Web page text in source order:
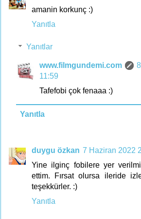
amanin korkunç :)
Yanıtla
Yanıtlar
www.filmgundemi.com
11:59
Tafefobi çok fenaaa :)
Yanıtla
duygu özkan 7 Haziran 2022
Yine ilginç fobilere yer
ettim. Fırsat olursa ileride
teşekkürler. :)
Yanıtla